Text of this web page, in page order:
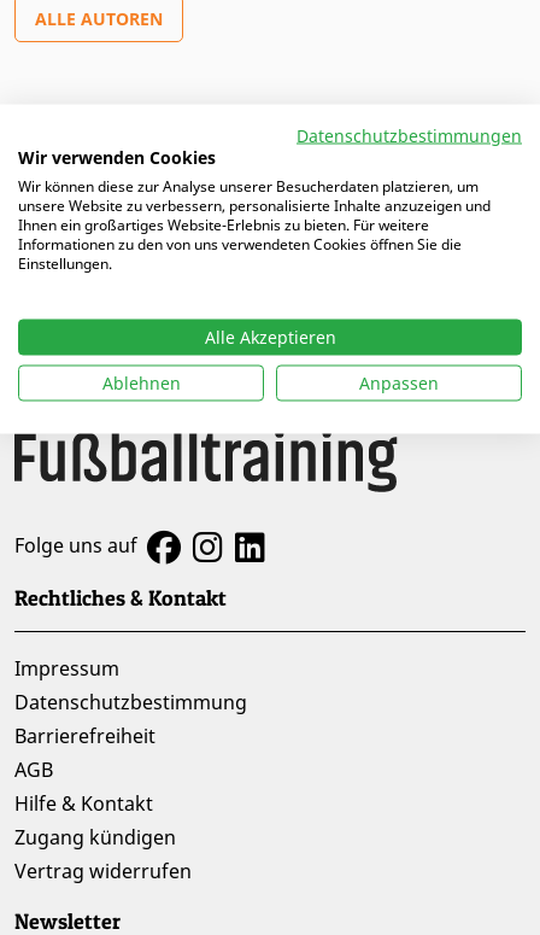
ALLE AUTOREN
12.05.2025 | Vom Rasenschach zum Tempofußball: So
trainiert man das Umschaltspiel
Folge uns auf
Rechtliches & Kontakt
Impressum
Datenschutzbestimmung
Barrierefreiheit
AGB
Hilfe & Kontakt
Zugang kündigen
Vertrag widerrufen
Newsletter
Datenschutzbestimmungen
Wir verwenden Cookies
Wir können diese zur Analyse unserer Besucherdaten platzieren, um
unsere Website zu verbessern, personalisierte Inhalte anzuzeigen und
Ihnen ein großartiges Website-Erlebnis zu bieten. Für weitere
Informationen zu den von uns verwendeten Cookies öffnen Sie die
Einstellungen.
Alle Akzeptieren
Ablehnen
Anpassen